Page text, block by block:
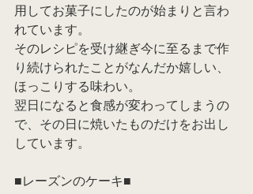
用してお菓子にしたのが始まりと言わ
れています。
そのレシピを受け継ぎ今に至るまで作
り続けられたことがなんだか嬉しい、
ほっこりする味わい。
翌日になると食感が変わってしまうの
で、その日に焼いたものだけをお出し
しています。
■レーズンのケーキ■